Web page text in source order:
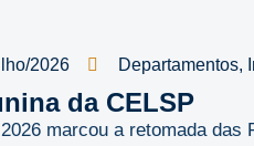
2026 Departamentos,
da CELSP
marcou a retomada